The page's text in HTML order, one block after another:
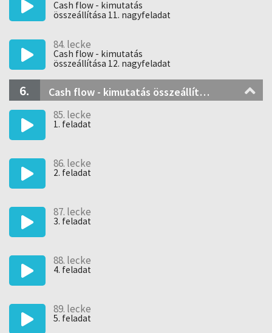
Cash flow - kimutatás
összeállítása 11. nagyfeladat
84. lecke
Cash flow - kimutatás
összeállítása 12. nagyfeladat
6. Cash flow - kimutatás összeállítása (gyakorló feladatok)
85. lecke
1. feladat
86. lecke
2. feladat
87. lecke
3. feladat
88. lecke
4. feladat
89. lecke
5. feladat